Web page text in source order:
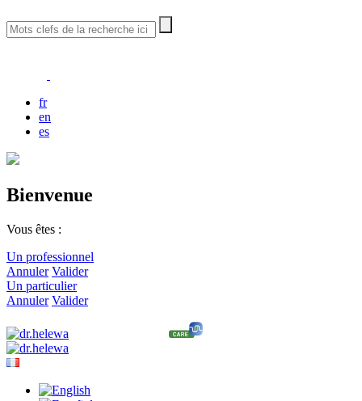
fr
en
es
Bienvenue
Vous êtes :
Un professionnel
Annuler Valider
Un particulier
Annuler Valider